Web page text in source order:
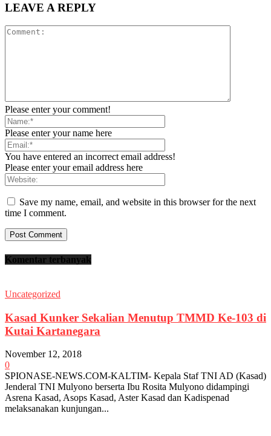
LEAVE A REPLY
Please enter your comment!
Please enter your name here
You have entered an incorrect email address!
Please enter your email address here
Save my name, email, and website in this browser for the next
time I comment.
Komentar terbanyak
Uncategorized
Kasad Kunker Sekalian Menutup TMMD Ke-103 di
Kutai Kartanegara
November 12, 2018
0
SPIONASE-NEWS.COM-KALTIM- Kepala Staf TNI AD (Kasad)
Jenderal TNI Mulyono berserta Ibu Rosita Mulyono didampingi
Asrena Kasad, Asops Kasad, Aster Kasad dan Kadispenad
melaksanakan kunjungan...